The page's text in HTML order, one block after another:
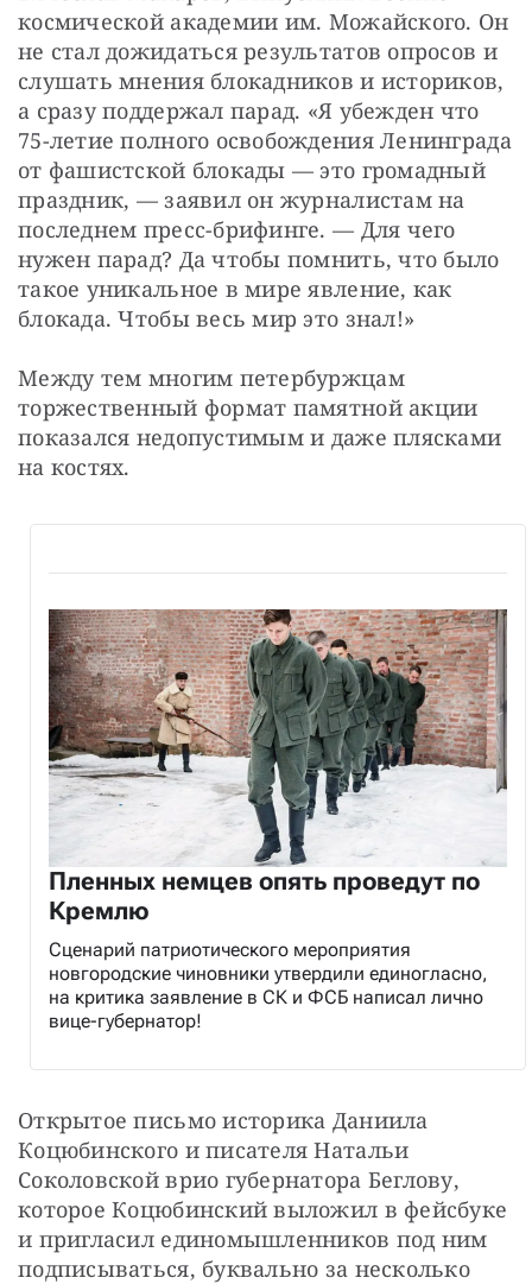
космической академии им. Можайского. Он
не стал дожидаться результатов опросов и
слушать мнения блокадников и историков,
а сразу поддержал парад. «Я убежден что
75-летие полного освобождения Ленинграда
от фашистской блокады — это громадный
праздник, — заявил он журналистам на
последнем пресс-брифинге. — Для чего
нужен парад? Да чтобы помнить, что было
такое уникальное в мире явление, как
блокада. Чтобы весь мир это знал!»
Между тем многим петербуржцам
торжественный формат памятной акции
показался недопустимым и даже плясками
на костях.
Пленных немцев опять проведут по
Кремлю
Сценарий патриотического мероприятия
новгородские чиновники утвердили единогласно,
на критика заявление в СК и ФСБ написал лично
вице-губернатор!
Открытое письмо историка Даниила
Коцюбинского и писателя Натальи
Соколовской врио губернатора Беглову,
которое Коцюбинский выложил в фейсбуке
и пригласил единомышленников под ним
подписываться, буквально за несколько